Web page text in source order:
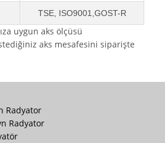
TSE, ISO9001,GOST-R
uygun aks ölçüsü
aks mesafesini siparişte
Radyator
Radyator